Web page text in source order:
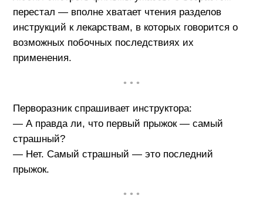
перестал — вполне хватает чтения разделов
инструкций к лекарствам, в которых говорится о
возможных побочных последствиях их
применения.
• • •
Перворазник спрашивает инструктора:
— А правда ли, что первый прыжок — самый
страшный?
— Нет. Самый страшный — это последний
прыжок.
• • •